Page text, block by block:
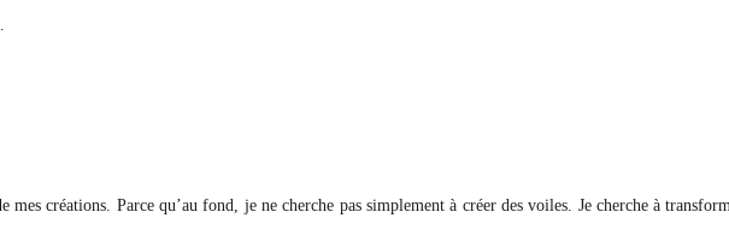
créations. Parce qu’au fond, je ne cherche pas simplement à créer des voiles. Je cherche à